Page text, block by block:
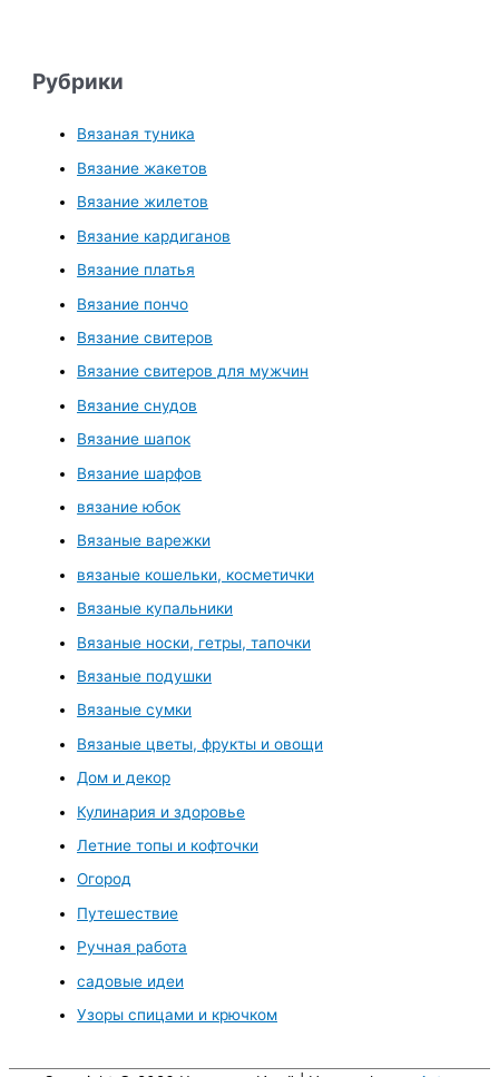
Рубрики
Вязаная туника
Вязание жакетов
Вязание жилетов
Вязание кардиганов
Вязание платья
Вязание пончо
Вязание свитеров
Вязание свитеров для мужчин
Вязание снудов
Вязание шапок
Вязание шарфов
вязание юбок
Вязаные варежки
вязаные кошельки, косметички
Вязаные купальники
Вязаные носки, гетры, тапочки
Вязаные подушки
Вязаные сумки
Вязаные цветы, фрукты и овощи
Дом и декор
Кулинария и здоровье
Летние топы и кофточки
Огород
Путешествие
Ручная работа
садовые идеи
Узоры спицами и крючком